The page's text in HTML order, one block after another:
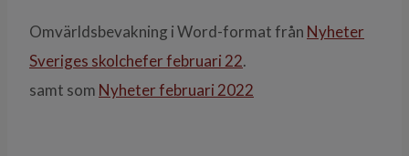
Omvärldsbevakning i Word-format från Nyheter
Sveriges skolchefer februari 22.
samt som Nyheter februari 2022